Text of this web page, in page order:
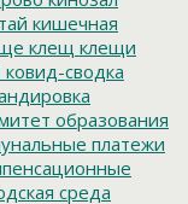
кишечная
клещ клещи
ковид-сводка
образования
платежи
среда